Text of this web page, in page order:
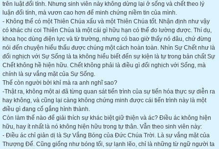
trên luật đối tính. Nhưng sinh viên này không dừng lại ở sống và chết theo lý
luận đối tính, mà vươn cao hơn để minh chứng niềm tin của mình.
- Không thể có một Thiên Chúa xấu và một Thiên Chúa tốt. Nhận định như vậy
có khác chi coi Thiên Chúa là một cái gì hữu hạn có thể đo lường được. Thí dụ,
khoa học dùng điện lực và từ trường, nhưng có bao giờ thấy nó đâu, chứ đừng
nói đến chuyện hiểu thấu được chúng một cách hoàn toàn. Nhìn Sự Chết như là
đối nghịch với Sự Sống là ta không hiểu biết đến sự kiện là tự trong bản chất Sự
Chết không hề hiện hữu. Chết không phải là điều gì đối nghịch với Sống, mà
chính là sự vắng mặt của Sự Sống.
Thế còn người bởi khỉ mà ra anh nghĩ sao?
-Thật ra, không một ai đã từng quan sát tiến trình của sự tiến hóa thực sự diễn ra
hay không, và cũng lại càng không chứng minh được cái tiến trình này là một
điều gì đang cố gắng hình thành.
Còn làm thế nào để giải thích sự khác biệt giữ thiện và ác? Điều ác không hiện
hữu, hay ít nhất là nó không hiện hữu trong tự thân. Vẫn theo sinh viên này:
- Điều ác chỉ giản dị là Sự Vắng Bóng của Đức Chúa Trời. Là sự vắng mặt của
Thượng Đế. Cũng giống như bóng tối, sự lạnh lẽo, chỉ là những từ ngữ người ta